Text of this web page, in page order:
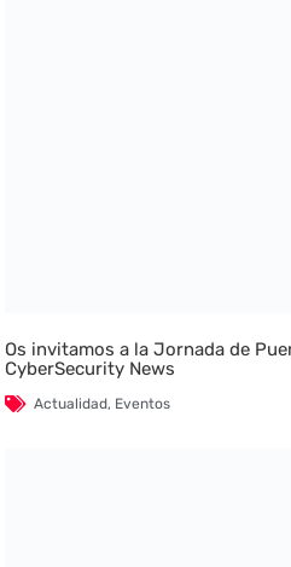
Os invitamos a la Jornada de
CyberSecurity News
Actualidad, Eventos